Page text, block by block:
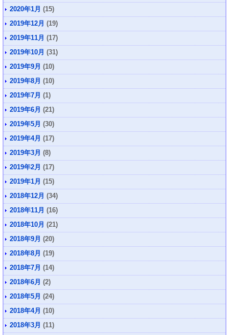
2020年1月 (15)
2019年12月 (19)
2019年11月 (17)
2019年10月 (31)
2019年9月 (10)
2019年8月 (10)
2019年7月 (1)
2019年6月 (21)
2019年5月 (30)
2019年4月 (17)
2019年3月 (8)
2019年2月 (17)
2019年1月 (15)
2018年12月 (34)
2018年11月 (16)
2018年10月 (21)
2018年9月 (20)
2018年8月 (19)
2018年7月 (14)
2018年6月 (2)
2018年5月 (24)
2018年4月 (10)
2018年3月 (11)